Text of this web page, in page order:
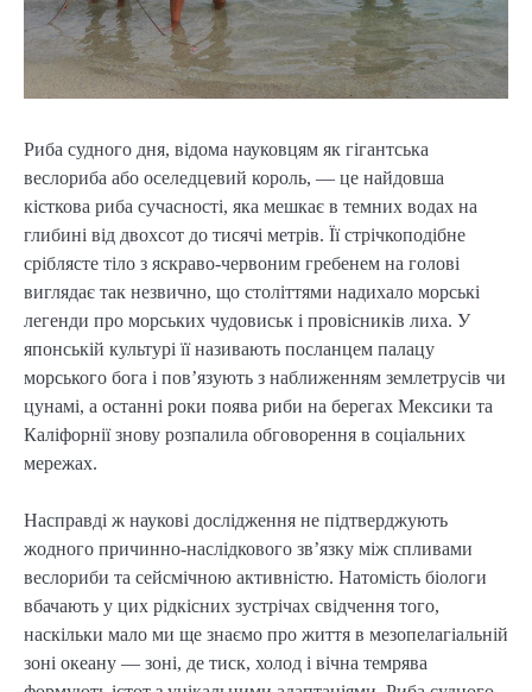
Риба судного дня, відома науковцям як гігантська
веслориба або оселедцевий король, — це найдовша
кісткова риба сучасності, яка мешкає в темних водах на
глибині від двохсот до тисячі метрів. Її стрічкоподібне
сріблясте тіло з яскраво-червоним гребенем на голові
виглядає так незвично, що століттями надихало морські
легенди про морських чудовиськ і провісників лиха. У
японській культурі її називають посланцем палацу
морського бога і пов’язують з наближенням землетрусів чи
цунамі, а останні роки поява риби на берегах Мексики та
Каліфорнії знову розпалила обговорення в соціальних
мережах.
Насправді ж наукові дослідження не підтверджують
жодного причинно-наслідкового зв’язку між спливами
веслориби та сейсмічною активністю. Натомість біологи
вбачають у цих рідкісних зустрічах свідчення того,
наскільки мало ми ще знаємо про життя в мезопелагіальній
зоні океану — зоні, де тиск, холод і вічна темрява